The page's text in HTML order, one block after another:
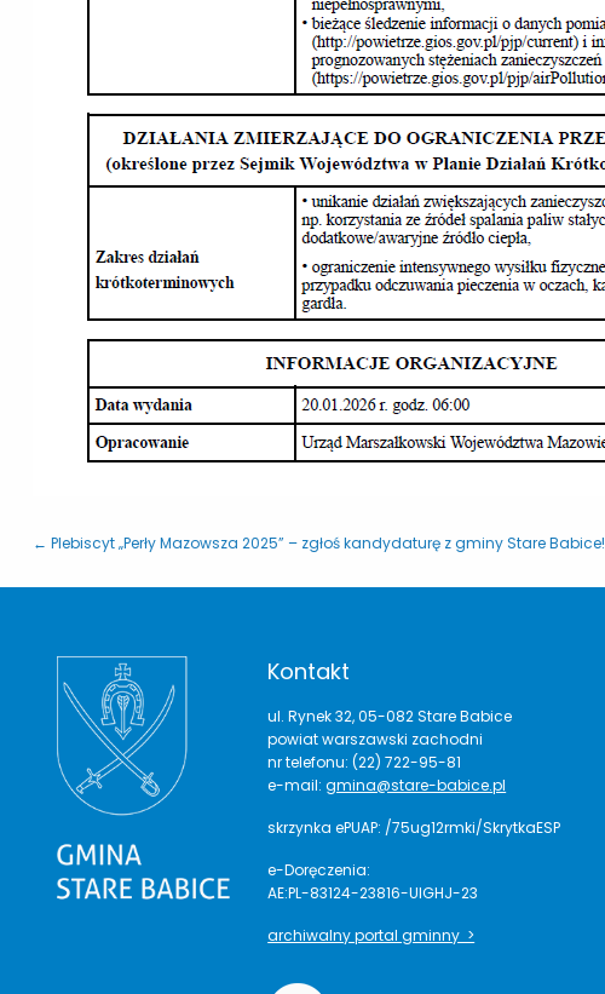
← Plebiscyt „Perły Mazowsza 2025” – zgłoś kandydaturę z gminy Stare Babice!
Kontakt
ul. Rynek 32, 05-082 Stare Babice
powiat warszawski zachodni
nr telefonu: (22) 722-95-81
e-mail:gmina@stare-babice.pl
skrzynka ePUAP: /75ug12rmki/SkrytkaESP
e-Doręczenia:
AE:PL-83124-23816-UIGHJ-23
archiwalny portal gminny >